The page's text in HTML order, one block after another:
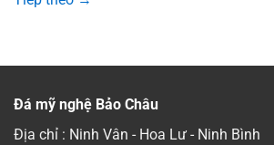
Đá mỹ nghệ Bảo Châu
Địa chỉ : Ninh Vân - Hoa Lư - Ninh Bình